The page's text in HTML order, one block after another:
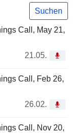
Suchen
Call, May 21,
21.05.
Call, Feb 26,
26.02.
Call, Nov 20,